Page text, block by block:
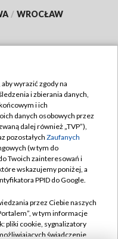
/ WROCŁAW
TVP
wyrazić zgody na
i zbierania danych,
i ich
danych osobowych przez
dalej również „TVP”),
pozostałych Zaufanych
(w tym do
Twoich zainteresowań i
wskazujemy poniżej, a
PPID do Google.
przez Ciebie naszych
w tym informacje
pliki cookie, sygnalizatory
świadczenie